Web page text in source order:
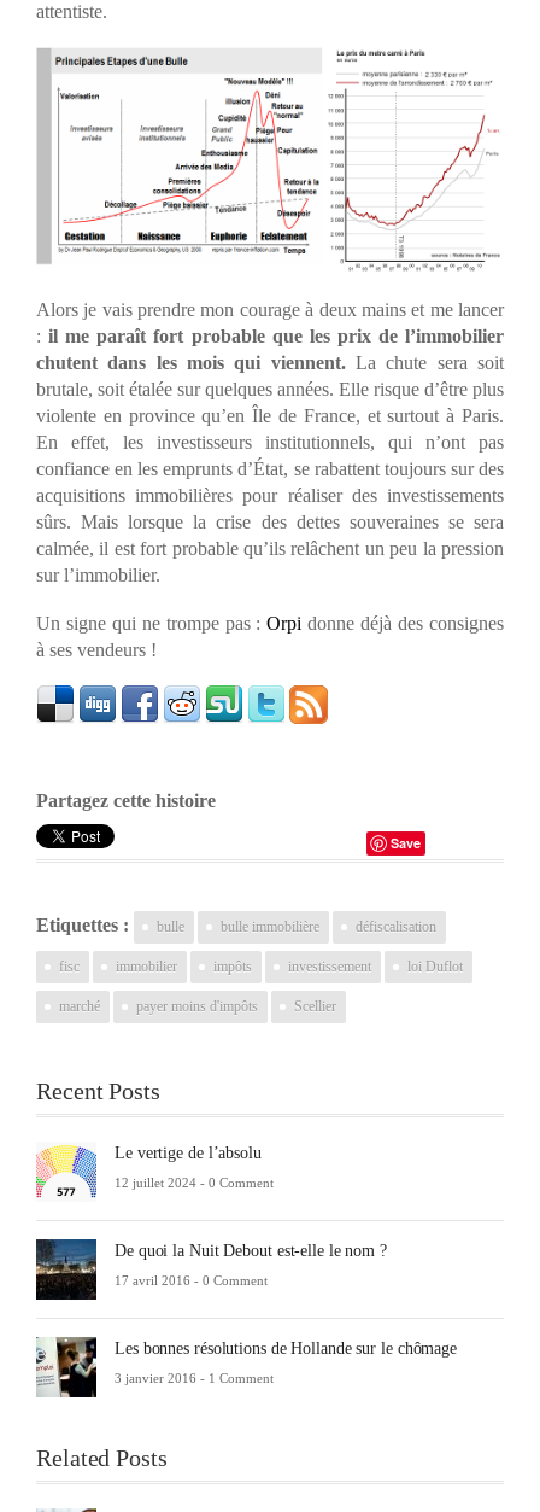
attentiste.
Alors je vais prendre mon courage à deux mains et me lancer
:il me paraît fort probable que les prix de l’immobilier
chutent dans les mois qui viennent.La chute sera soit
brutale, soit étalée sur quelques années. Elle risque d’être plus
violente en province qu’en Île de France, et surtout à Paris.
En effet, les investisseurs institutionnels, qui n’ont pas
confiance en les emprunts d’État, se rabattent toujours sur des
acquisitions immobilières pour réaliser des investissements
sûrs. Mais lorsque la crise des dettes souveraines se sera
calmée, il est fort probable qu’ils relâchent un peu la pression
sur l’immobilier.
Un signe qui ne trompe pas :Orpi donne déjà des consignes
à ses vendeurs !
Partagez cette histoire
Save
Etiquettes : bulle bulle immobilière défiscalisation
fisc immobilier impôts investissement loi Duflot
marché payer moins d'impôts Scellier
Recent Posts
Le vertige de l’absolu
12 juillet 2024 - 0 Comment
De quoi la Nuit Debout est-elle le nom ?
17 avril 2016 - 0 Comment
Les bonnes résolutions de Hollande sur le chômage
3 janvier 2016 - 1 Comment
Related Posts